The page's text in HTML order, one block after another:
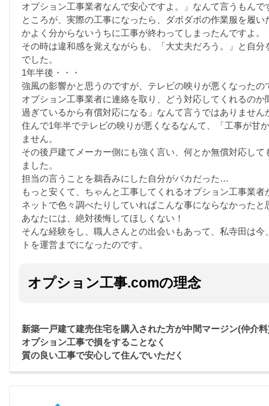
オプション工事業者なんで安心ですよ。」なんて言うもん
ところが、実際の工事になったら、ダボダボの作業服を履
かよく分からないうちに工事が終わってしまったんですよ。
その時は違和感を覚えながらも、「大丈夫だろう。」と自
でした。
1年半後・・・
強風の影響かと思うのですが、テレビの映りが悪くなったの
オプション工事業者に連絡を取り、どう対応してくれるの
過ぎているから有償対応になる」なんて言うではありません
住んで1年半でテレビの映りが悪くなるなんて、「工事が甘
ません。
その後戸建てメーカー側にも強く言い、何とか無償対応し
ました。
担当の言うことを鵜呑みにした自分がバカだった…
もっと安くて、ちゃんと工事してくれるオプション工事業
ネットで色々調べたりしていればこんな事にならなかった
あなたには、絶対後悔してほしくない！
そんな経験をし、職人さんとの出会いもあって、私寺田は
トを運営までになったのです。
オプション工事.comの理念
新築一戸建て建売住宅を購入された方が中間マージン(仲介
オプション工事で損をすることなく
質の良い工事で安心して住んでいただく